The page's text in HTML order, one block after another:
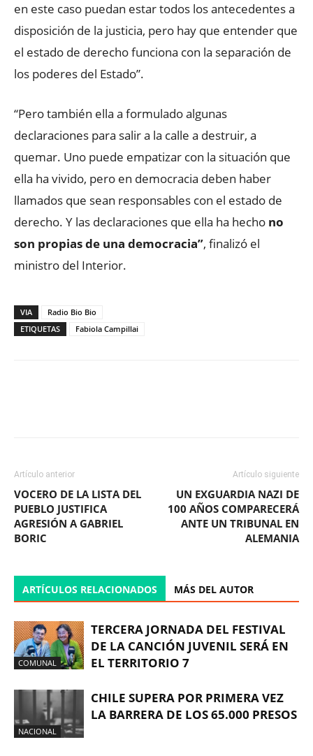
en este caso puedan estar todos los antecedentes a
disposición de la justicia, pero hay que entender que
el estado de derecho funciona con la separación de
los poderes del Estado”.
“Pero también ella a formulado algunas
declaraciones para salir a la calle a destruir, a
quemar. Uno puede empatizar con la situación que
ella ha vivido, pero en democracia deben haber
llamados que sean responsables con el estado de
derecho. Y las declaraciones que ella ha hecho no
son propias de una democracia”, finalizó el
ministro del Interior.
VIA
Radio Bio Bio
ETIQUETAS
Fabiola Campillai
Artículo anterior
VOCERO DE LA LISTA DEL
PUEBLO JUSTIFICA
AGRESIÓN A GABRIEL
BORIC
Artículo siguiente
UN EXGUARDIA NAZI DE
100 AÑOS COMPARECERÁ
ANTE UN TRIBUNAL EN
ALEMANIA
ARTÍCULOS RELACIONADOS MÁS DEL AUTOR
COMUNAL
TERCERA JORNADA DEL FESTIVAL
DE LA CANCIÓN JUVENIL SERÁ EN
EL TERRITORIO 7
NACIONAL
CHILE SUPERA POR PRIMERA VEZ
LA BARRERA DE LOS 65.000 PRESOS